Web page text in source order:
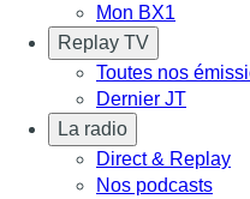
Mon BX1
Replay TV
Toutes nos
Dernier JT
La radio
Direct & Replay
Nos podcasts